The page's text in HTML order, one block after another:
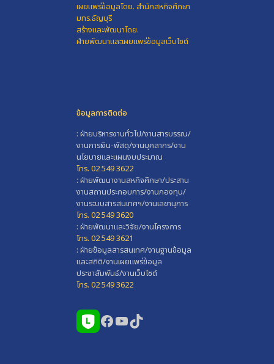
เผยแพร่ข้อมูลโดย. สำนักสหกิจศึกษา
มทร.ธัญบุรี
สร้างและพัฒนาโดย.
ฝ่ายพัฒนาและเผยแพร่ข้อมูลเว็บไซต์
ข้อมูลการติดต่อ
: ฝ่ายบริหารงานทั่วไป/งานสารบรรณ/
งานการเงิน-พัสดุ/งานบุคลากร/งาน
นโยบายและแผนงบประมาณ
โทร. 02 549 3622
: ฝ่ายพัฒนางานสหกิจศึกษา/ประสาน
งานสถานประกอบการ/งานกองทุน/
งานระบบสารสนเทศฯ/งานเลขานุการ
โทร. 02 549 3620
: ฝ่ายพัฒนาและวิจัย/งานโครงการ
โทร. 02 549 3621
: ฝ่ายข้อมูลสารสนเทศ/งานฐานข้อมูล
และสถิติ/งานเผยแพร่ข้อมูล
ประชาสัมพันธ์/งานเว็บไซต์
โทร. 02 549 3622
Facebook
YouTube
TikTok